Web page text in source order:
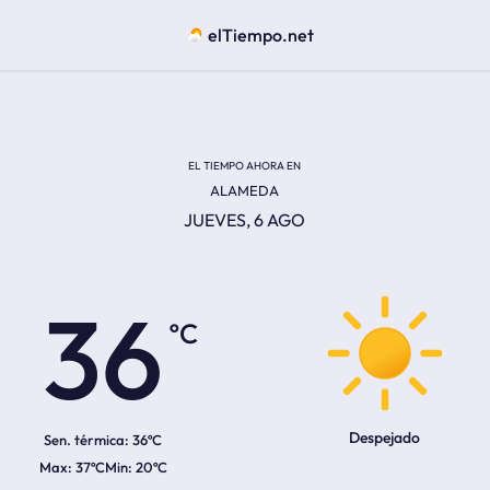
elTiempo.net
EL TIEMPO AHORA EN
ALAMEDA
JUEVES, 6 AGO
36
Sen. térmica: 36ºC
37ºC 20ºC
Despejado